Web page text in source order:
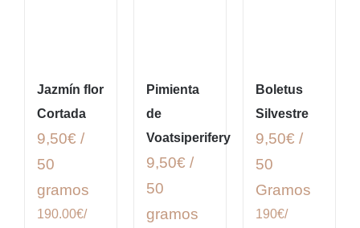
Jazmín flor
Cortada
9,50€ /
50
gramos
190.00€/
Pimienta
de
Voatsiperifery
9,50€ /
50
gramos
Boletus
Silvestre
9,50€ /
50
Gramos
190€/